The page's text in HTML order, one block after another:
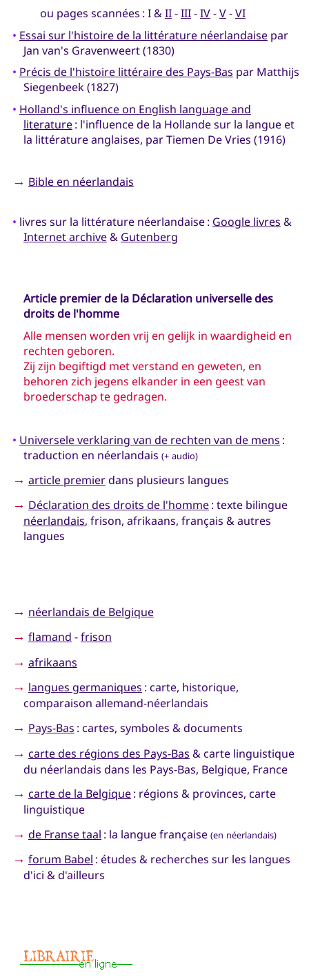
ou pages scannées : I &II-III-IV-V-VI
• Essai sur l'histoire de la littérature néerlandaisepar
Jan van's Gravenweert (1830)
• Précis de l'histoire littéraire des Pays-Bas par Matthijs
Siegenbeek (1827)
• Holland's influence on English language and
literature: l'influence de la Hollande sur la langue et
la littérature anglaises, par Tiemen De Vries (1916)
→ Bible en néerlandais
• livres sur la littérature néerlandaise : Google livres &
Internet archive& Gutenberg
Article premier de la Déclaration universelle des
droits de l'homme
Alle mensen worden vrij en gelijk in waardigheid en
rechten geboren.
Zij zijn begiftigd met verstand en geweten, en
behoren zich jegens elkander in een geest van
broederschap te gedragen.
• Universele verklaring van de rechten van de mens :
traduction en néerlandais (+ audio)
→ article premierdans plusieurs langues
→ Déclaration des droits de l'homme: texte bilingue
néerlandais, frison, afrikaans, français & autres
langues
→ néerlandais de Belgique
→ flamand -frison
→ afrikaans
→ langues germaniques : carte, historique,
comparaison allemand-néerlandais
→ Pays-Bas : cartes, symboles & documents
→ carte des régions des Pays-Bas & carte linguistique
du néerlandais dans les Pays-Bas, Belgique, France
→ carte de la Belgique: régions & provinces, carte
linguistique
→ de Franse taal : la langue française (en néerlandais)
→ forum Babel : études & recherches sur les langues
d'ici & d'ailleurs